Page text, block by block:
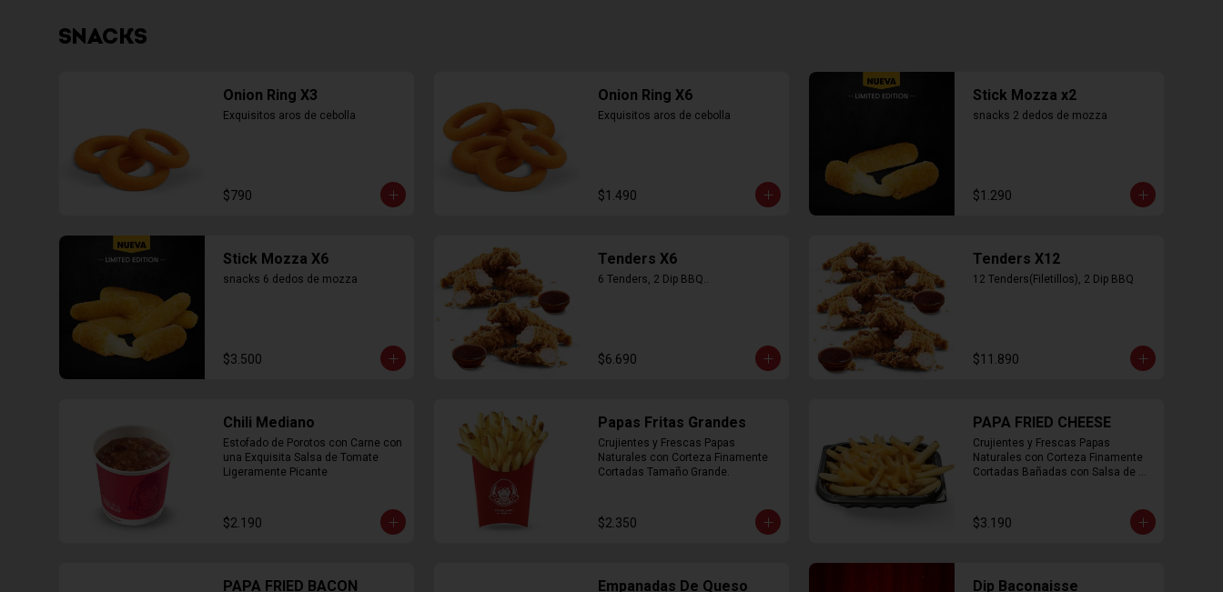
SNACKS
Onion Ring X3
Exquisitos aros de cebolla
$790
Onion Ring X6
Exquisitos aros de cebolla
$1.490
Stick Mozza x2
snacks 2 dedos de mozza
$1.290
Stick Mozza X6
snacks 6 dedos de mozza
$3.500
Tenders X6
6 Tenders, 2 Dip BBQ..
$6.690
Tenders X12
12 Tenders(Filetillos), 2 Dip BBQ
$11.890
Chili Mediano
Estofado de Porotos con Carne con
una Exquisita Salsa de Tomate
Ligeramente Picante
$2.190
Papas Fritas Grandes
Crujientes y Frescas Papas
Naturales con Corteza Finamente
Cortadas Tamaño Grande.
$2.350
PAPA FRIED CHEESE
Crujientes y Frescas Papas
Naturales con Corteza Finamente
Cortadas Bañadas con Salsa de
$3.190
PAPA FRIED BACON Empanadas De Queso Dip Baconaisse